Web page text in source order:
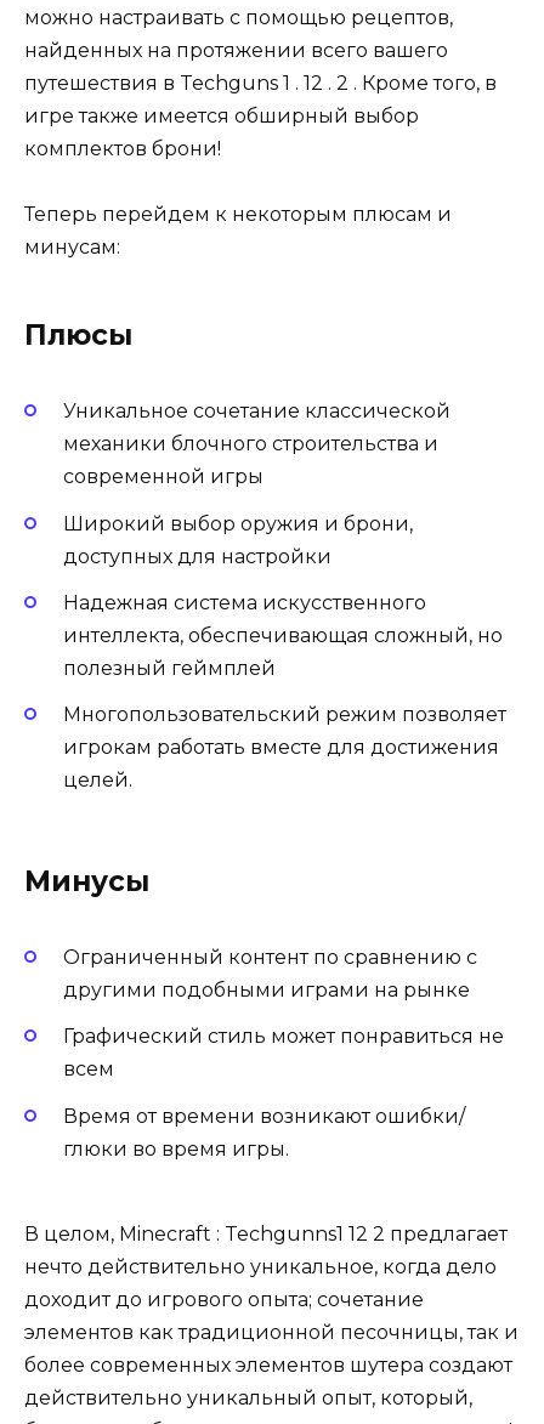
можно настраивать с помощью рецептов,
найденных на протяжении всего вашего
путешествия в Techguns 1 . 12 . 2 . Кроме того, в
игре также имеется обширный выбор
комплектов брони!
Теперь перейдем к некоторым плюсам и
минусам:
Плюсы
Уникальное сочетание классической
механики блочного строительства и
современной игры
Широкий выбор оружия и брони,
доступных для настройки
Надежная система искусственного
интеллекта, обеспечивающая сложный, но
полезный геймплей
Многопользовательский режим позволяет
игрокам работать вместе для достижения
целей.
Минусы
Ограниченный контент по сравнению с
другими подобными играми на рынке
Графический стиль может понравиться не
всем
Время от времени возникают ошибки/
глюки во время игры.
В целом, Minecraft : Techgunns1 12 2 предлагает
нечто действительно уникальное, когда дело
доходит до игрового опыта; сочетание
элементов как традиционной песочницы, так и
более современных элементов шутера создают
действительно уникальный опыт, который,